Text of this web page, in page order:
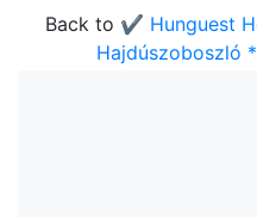
Back to ✔️ Hunguest
Hajdúszoboszló